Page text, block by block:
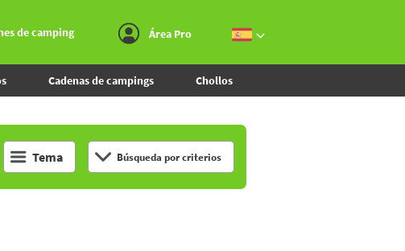
de camping Área Pro
Cadenas de campings Chollos
Tema Búsqueda por criterios